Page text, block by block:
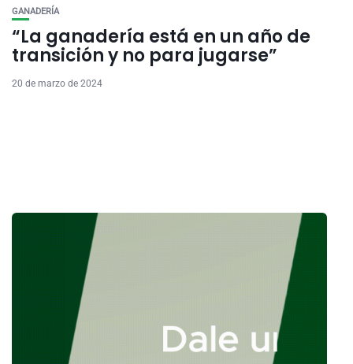
GANADERÍA
“La ganadería está en un año de
transición y no para jugarse”
20 de marzo de 2024